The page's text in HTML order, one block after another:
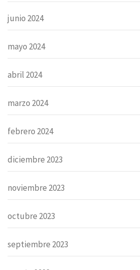
junio 2024
mayo 2024
abril 2024
marzo 2024
febrero 2024
diciembre 2023
noviembre 2023
octubre 2023
septiembre 2023